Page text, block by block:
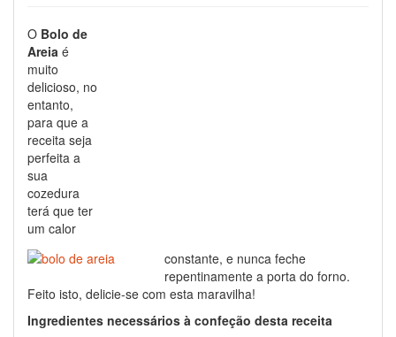
O Bolo de
Areia é
muito
delicioso, no
entanto,
para que a
receita seja
perfeita a
sua
cozedura
terá que ter
um calor
constante, e nunca feche
repentinamente a porta do forno.
Feito isto, delicie-se com esta maravilha!
Ingredientes necessários à confeção desta receita